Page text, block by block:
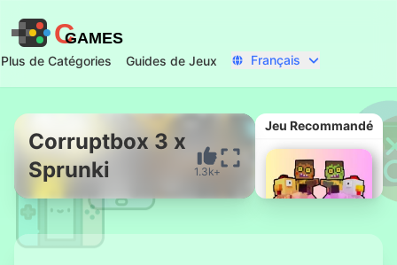
CGAMES
Plus de Catégories Guides de Jeux Français
Corruptbox 3 x
Sprunki
1.3k+
Jeu Recommandé